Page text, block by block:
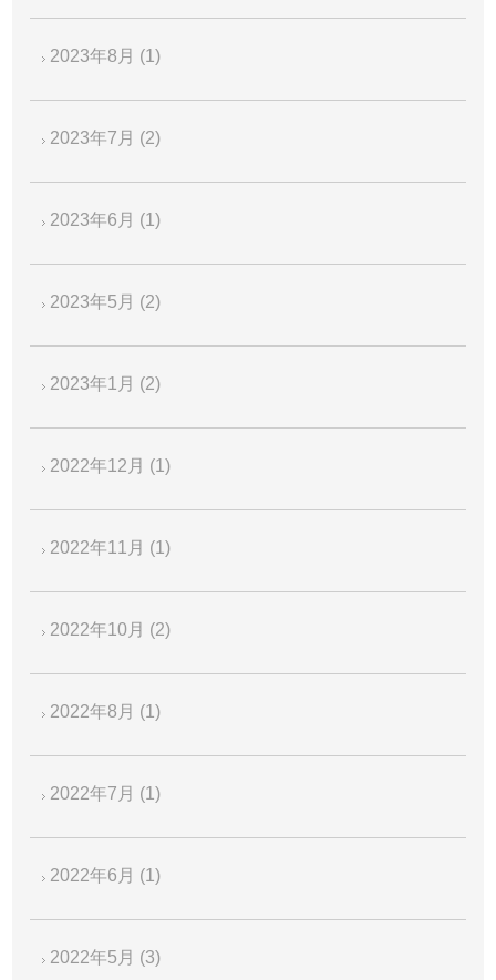
2023年8月 (1)
2023年7月 (2)
2023年6月 (1)
2023年5月 (2)
2023年1月 (2)
2022年12月 (1)
2022年11月 (1)
2022年10月 (2)
2022年8月 (1)
2022年7月 (1)
2022年6月 (1)
2022年5月 (3)